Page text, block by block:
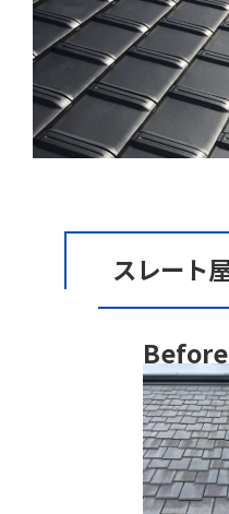
スレート
Before